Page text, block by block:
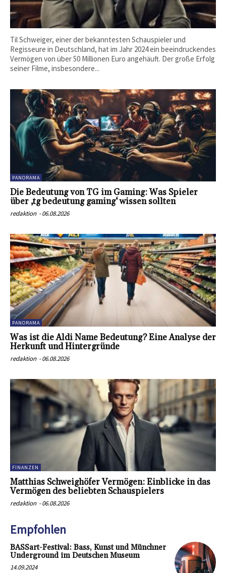
Til Schweiger, einer der bekanntesten Schauspieler und
Regisseure in Deutschland, hat im Jahr 2024 ein beeindruckendes
Vermögen von über 50 Millionen Euro angehäuft. Der große Erfolg
seiner Filme, insbesondere...
PANORAMA
Die Bedeutung von TG im Gaming: Was Spieler
über ‚tg bedeutung gaming‘ wissen sollten
redaktion -06.08.2026
PANORAMA
Was ist die Aldi Name Bedeutung? Eine Analyse der
Herkunft und Hintergründe
redaktion -06.08.2026
FINANZEN
Matthias Schweighöfer Vermögen: Einblicke in das
Vermögen des beliebten Schauspielers
redaktion -06.08.2026
Empfohlen
BASSart-Festival: Bass, Kunst und Münchner
Underground im Deutschen Museum
14.09.2024